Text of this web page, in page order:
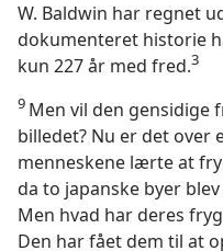
W. Baldwin har regnet
dokumenteret historie
kun 227 år med fred.3
9 Men vil den
billedet? Nu er det over
menneskene lærte at
da to japanske byer
Men hvad har deres
Den har fået dem til at